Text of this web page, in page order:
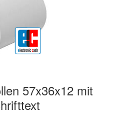
57x36x12 mit